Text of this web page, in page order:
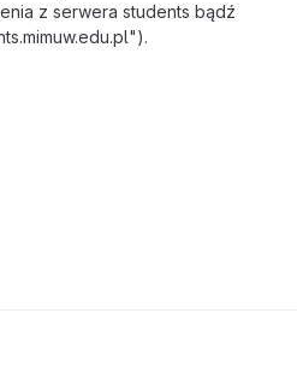
z serwera students bądź